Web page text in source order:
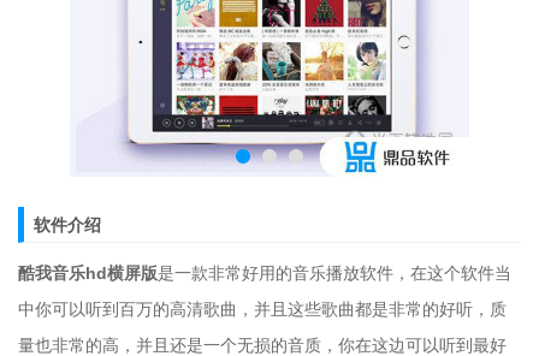
软件介绍
酷我音乐hd横屏版是一款非常好用的音乐播放软件，在这个软件当
中你可以听到百万的高清歌曲，并且这些歌曲都是非常的好听，质
量也非常的高，并且还是一个无损的音质，你在这边可以听到最好